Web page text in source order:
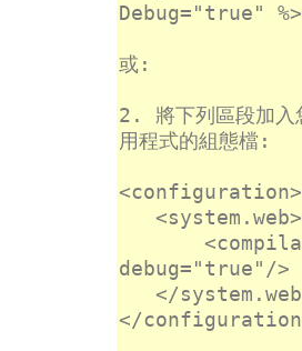
Debug="true" %>
或:
2. 將下列區段加入
用程式的組態檔:
<configuration>
<system.web>
debug="true"/>
</
</